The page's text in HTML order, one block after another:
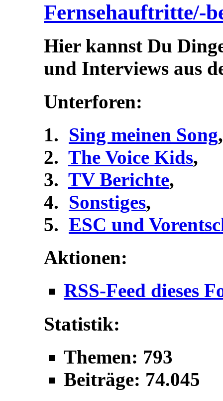
Fernsehauftritte/-
Hier kannst Du
und Interviews aus
Unterforen:
Sing meinen Song,
The Voice Kids,
TV Berichte,
Sonstiges,
ESC und
Aktionen:
RSS-Feed dieses
Statistik:
Themen: 793
Beiträge: 74.045